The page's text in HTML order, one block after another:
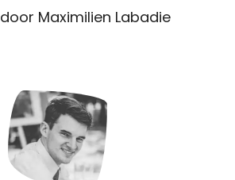
door Maximilien Labadie